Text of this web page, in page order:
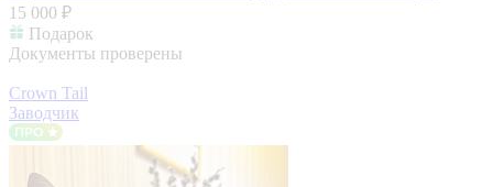
15 000 ₽
Подарок
Документы проверены
Crown Tail
Заводчик